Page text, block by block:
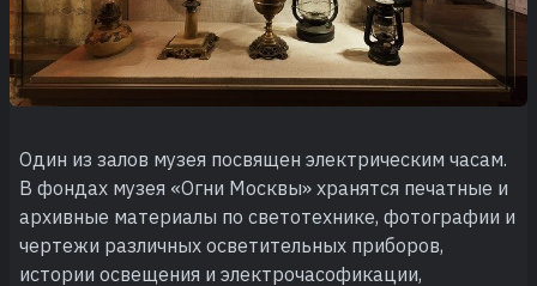
Один из залов музея посвящен электрическим часам.
В фондах музея «Огни Москвы» хранятся печатные и
архивные материалы по светотехнике, фотографии и
чертежи различных осветительных приборов,
истории освещения и электрочасофикации,